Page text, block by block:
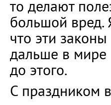
то делают
большой вред.
что эти
дальше в мире
до этого.
С праздником